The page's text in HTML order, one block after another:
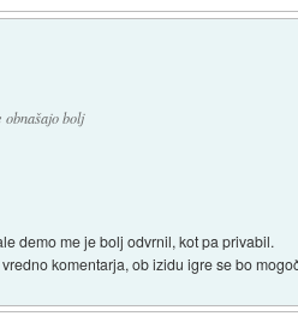
obnašajo bolj
demo me je bolj odvrnil, kot pa privabil.
komentarja, ob izidu igre se bo